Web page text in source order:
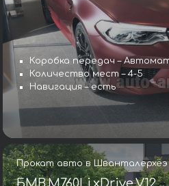
Коробка передач –
Количество мест – 4-5
Навигация – есть
Прокат авто в Шванталерхёэ